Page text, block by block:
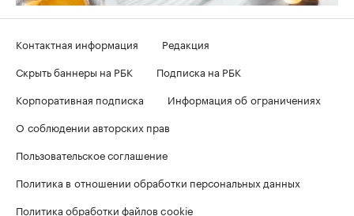
Контактная информация
Редакция
Скрыть баннеры на РБК
Подписка на РБК
Корпоративная подписка
Информация об ограничениях
О соблюдении авторских прав
Пользовательское соглашение
Политика в отношении обработки персональных данных
Политика обработки файлов cookie